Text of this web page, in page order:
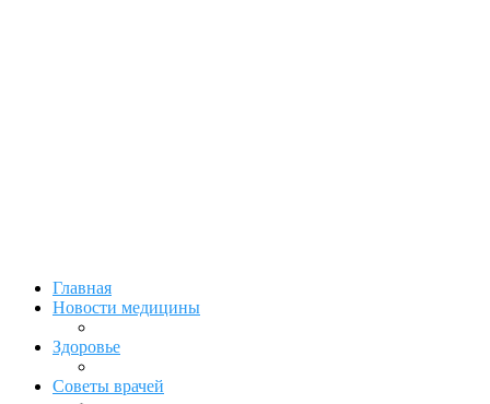
Главная
Новости медицины
Здоровье
Советы врачей